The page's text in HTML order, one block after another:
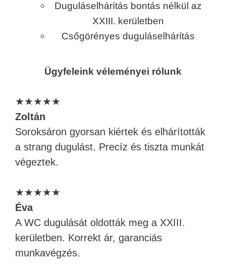
Duguláselhárítás bontás nélkül az
XXIII. kerületben
Csőgörényes duguláselhárítás
Ügyfeleink véleményei rólunk
★★★★★
Zoltán
Soroksáron gyorsan kiértek és elhárították
a strang dugulást. Precíz és tiszta munkát
végeztek.
★★★★★
Éva
A WC dugulását oldották meg a XXIII.
kerületben. Korrekt ár, garanciás
munkavégzés.